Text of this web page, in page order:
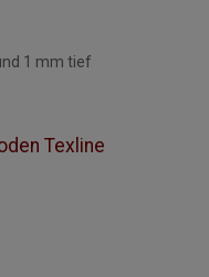
1 mm tief
Texline